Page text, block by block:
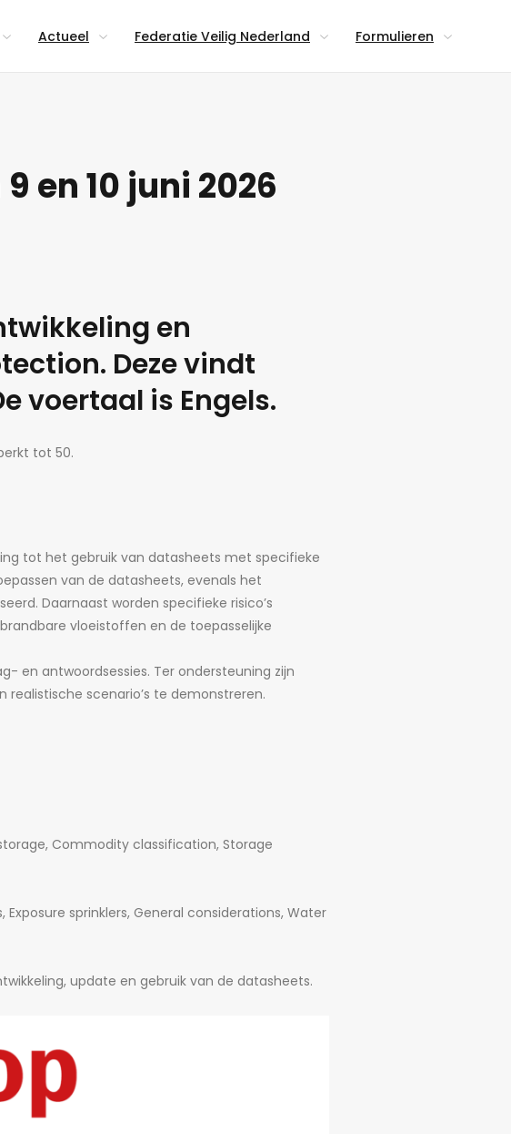
Actueel Federatie Veilig Nederland Formulieren
en 10 juni 2026
en
Deze vindt
voertaal is Engels.
tot 50.
tot het gebruik van datasheets met specifieke
van de datasheets, evenals het
Daarnaast worden specifieke risico’s
vloeistoffen en de toepasselijke
en antwoordsessies. Ter ondersteuning zijn
scenario’s te demonstreren.
Commodity classification, Storage
sprinklers, General considerations, Water
update en gebruik van de datasheets.